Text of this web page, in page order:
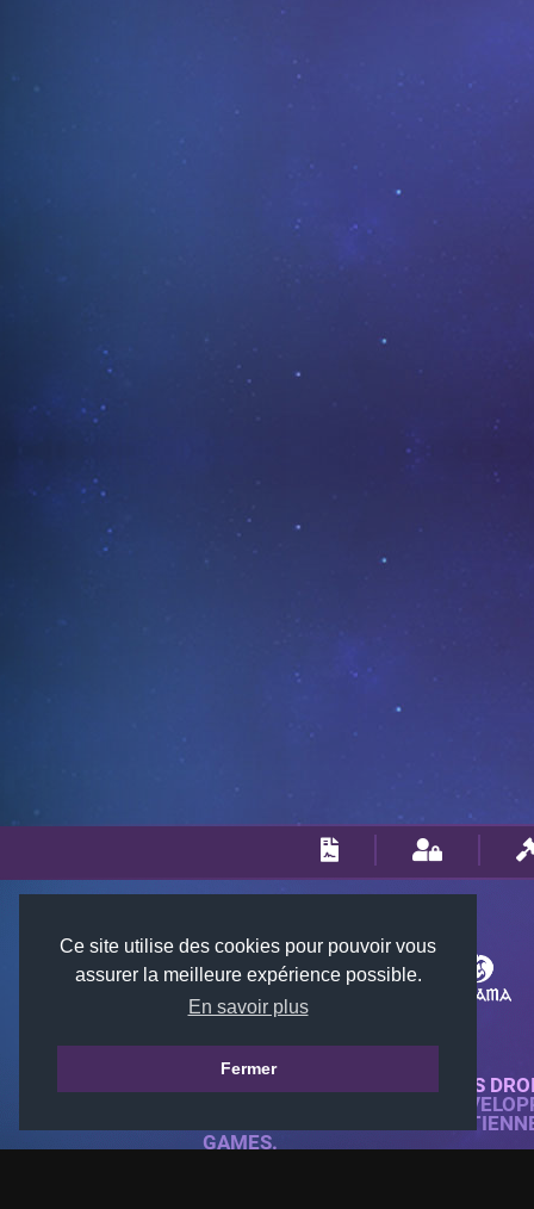
Ce site utilise des cookies pour pouvoir vous
assurer la meilleure expérience possible.
En savoir plus
Fermer
© 2018-2026 KTARENA. TOUS
SITE WEB ENTIÈREMENT
TOUTES LES IMAGES
GAMES.